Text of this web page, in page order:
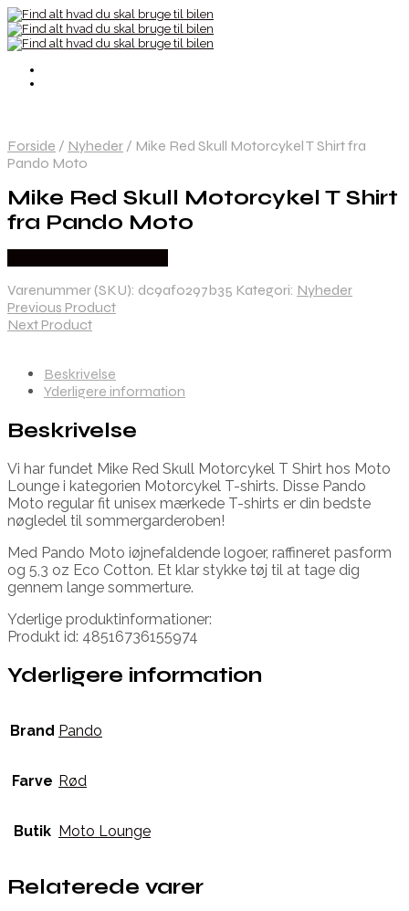
Forside / Nyheder / Mike Red Skull Motorcykel T Shirt fra
Pando Moto
Mike Red Skull Motorcykel T Shirt
fra Pando Moto
Varenummer (SKU): dc9af0297b35 Kategori: Nyheder
Previous Product
Next Product
Beskrivelse
Yderligere information
Beskrivelse
Vi har fundet Mike Red Skull Motorcykel T Shirt hos Moto
Lounge i kategorien Motorcykel T-shirts. Disse Pando
Moto regular fit unisex mærkede T-shirts er din bedste
nøgledel til sommergarderoben!
Med Pando Moto iøjnefaldende logoer, raffineret pasform
og 5,3 oz Eco Cotton. Et klar stykke tøj til at tage dig
gennem lange sommerture.
Yderlige produktinformationer:
Produkt id: 48516736155974
Yderligere information
Brand Pando
Farve Rød
Butik Moto Lounge
Relaterede varer